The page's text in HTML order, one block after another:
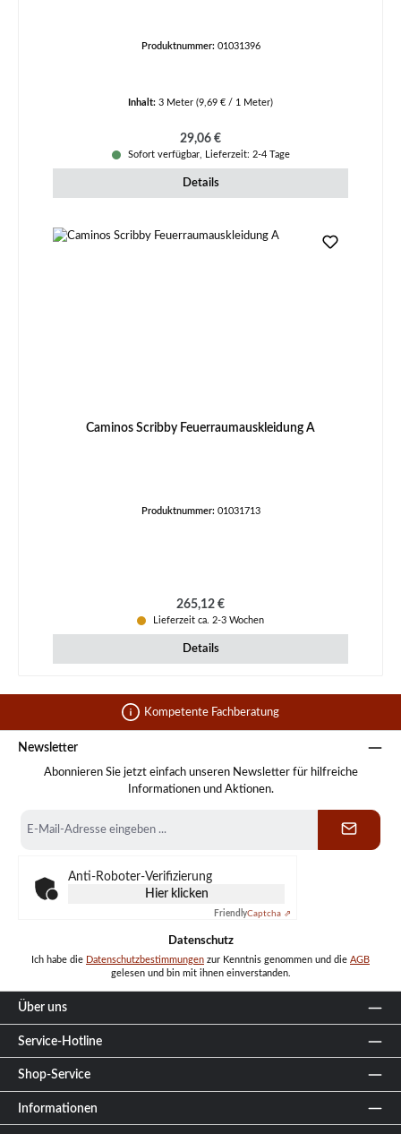
Produktnummer: 01031396
Inhalt: 3 Meter (9,69 € / 1 Meter)
Regulärer Preis:
29,06 €
Sofort verfügbar, Lieferzeit: 2-4 Tage
Details
Caminos Scribby Feuerraumauskleidung A
Produktnummer: 01031713
Regulärer Preis:
265,12 €
Lieferzeit ca. 2-3 Wochen
Details
Kompetente Fachberatung
Newsletter
Abonnieren Sie jetzt einfach unseren Newsletter für hilfreiche
Informationen und Aktionen.
Mail-
Anti-Roboter-Verifizierung
Hier klicken
FriendlyCaptcha ⇗
Datenschutz
Ich habe die Datenschutzbestimmungen zur Kenntnis genommen und die AGB
gelesen und bin mit ihnen einverstanden.
Über uns
Service-Hotline
Shop-Service
Informationen